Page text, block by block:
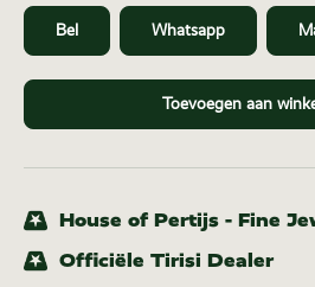
Bel Whatsapp
Toevoegen aan
House of Pertijs - Fine
Officiële Tirisi Dealer